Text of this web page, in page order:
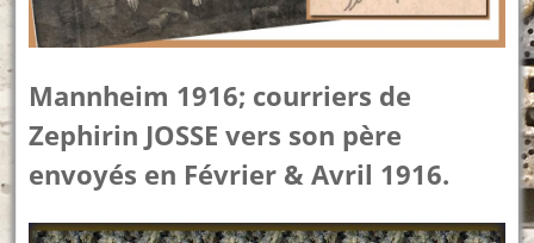
Mannheim 1916; courriers de
Zephirin JOSSE vers son père
envoyés en Février & Avril 1916.